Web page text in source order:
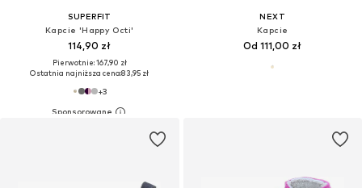
SUPERFIT
Kapcie 'Happy Octi'
114,90 zł
Pierwotnie: 167,90 zł
Ostatnia najniższa cena:83,95 zł
+3
NEXT
Kapcie
Od 111,00 zł